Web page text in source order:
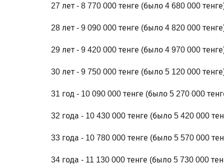
27 лет - 8 770 000 тенге (было 4 680 000
28 лет - 9 090 000 тенге (было 4 820 000
29 лет - 9 420 000 тенге (было 4 970 000
30 лет - 9 750 000 тенге (было 5 120 000
31 год - 10 090 000 тенге (было 5 270 000
32 года - 10 430 000 тенге (было 5 420 000
33 года - 10 780 000 тенге (было 5 570 000
34 года - 11 130 000 тенге (было 5 730 000